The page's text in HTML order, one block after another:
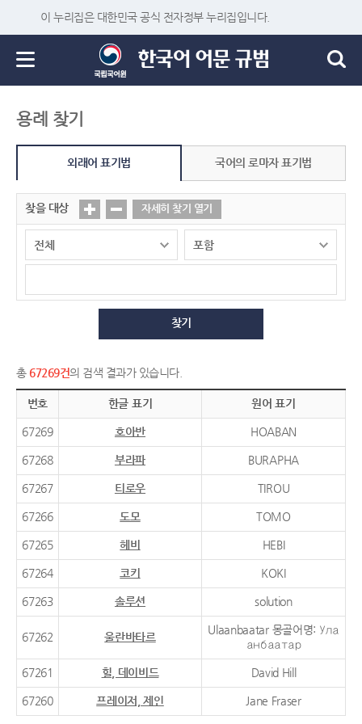
이 누리집은 대한민국 공식 전자정부 누리집입니다.
용례 찾기
외래어 표기법 국어의 로마자 표기법
찾을 대상 자세히 찾기 열기
찾기
총 67269건의 검색 결과가 있습니다.
번호 한글 표기 원어 표기
67269 호아반 HOABAN
67268 부라파 BURAPHA
67267 티로우 TIROU
67266 도모 TOMO
67265 헤비 HEBI
67264 코키 KOKI
67263 솔루션 solution
67262 울란바타르
Ulaanbaatar 몽골어명: Ула
анбаатар
67261 힐, 데이비드 David Hill
67260 프레이저, 제인 Jane Fraser